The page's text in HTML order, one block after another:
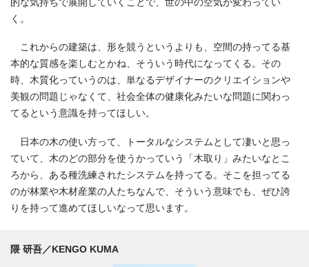
く。
これからの建築は、形を競うというよりも、空間の持ってる基
本的な質感を楽しむとかね、そういう時代になってくる。その
時、木質化っていうのは、単なるデザイナーのクリエイションや
美観の問題じゃなくて、社会全体の健康化みたいな問題に関わっ
てるという意識を持ってほしい。
日本の木の使い方って、トータルなシステムとして凄いと思っ
ていて、木のどの部分を使うかっていう「木取り」みたいなとこ
ろから、ある種洗練されたシステムを持ってる。そこを担ってる
のが林業や木材産業の人たちなんで、そういう意味でも、ぜひ誇
りを持って進めてほしいなって思います。
隈 研吾／KENGO KUMA